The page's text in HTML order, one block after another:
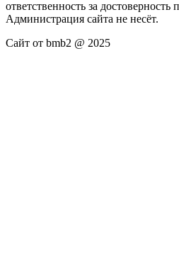
ответственность за
Администрация сайта не несёт.
Сайт от bmb2 @ 2025